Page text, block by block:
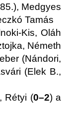
Medgyes
Tamás
Kis, Oláh
Németh
(Nándori,
(Elek B.,
Rétyi (0–2) a